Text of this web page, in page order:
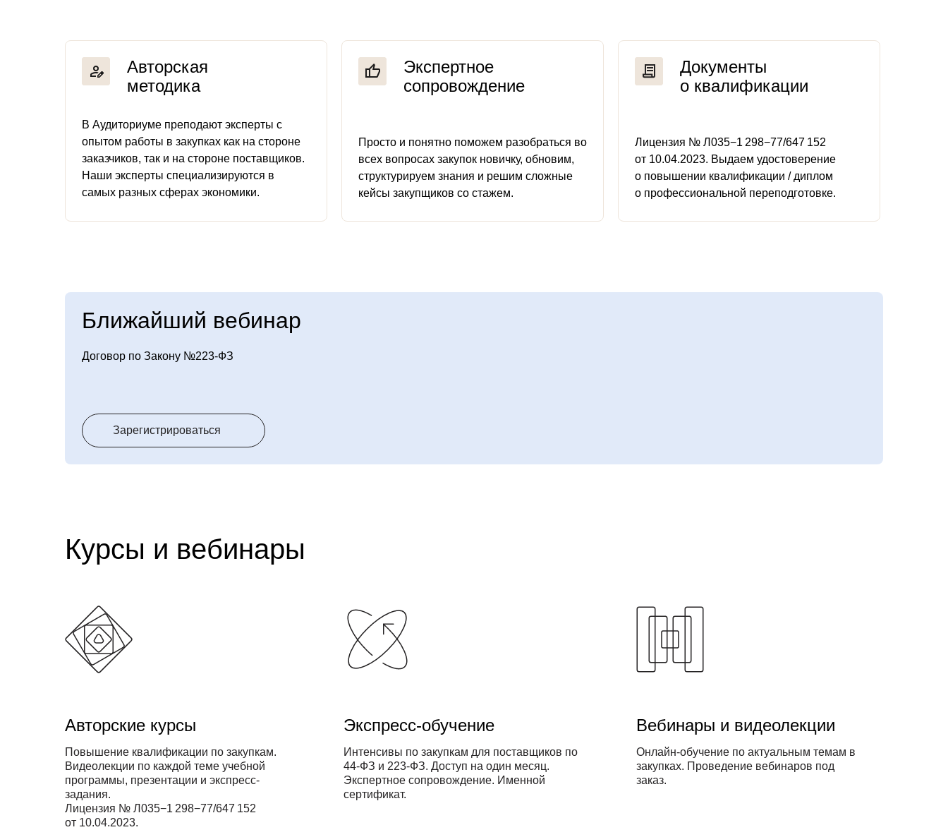
Документы
о квалификации
Лицензия № Л035−1 298−77/647 152
от 10.04.2023. Выдаем удостоверение
о повышении квалификации / диплом
о профессиональной переподготовке.
Экспертное
сопровождение
Просто и понятно поможем разобраться во
всех вопросах закупок новичку, обновим,
структурируем знания и решим сложные
кейсы закупщиков со стажем.
Авторская
методика
В Аудиториуме преподают эксперты с
опытом работы в закупках как на стороне
заказчиков, так и на стороне поставщиков.
Наши эксперты специализируются в
самых разных сферах экономики.
Ближайший вебинар
Договор по Закону №223-ФЗ
Зарегистрироваться
Курсы и вебинары
Авторские курсы
Повышение квалификации по закупкам.
Видеолекции по каждой теме учебной
программы, презентации и экспресс-
задания.
Лицензия № Л035−1 298−77/647 152
от 10.04.2023.
Экспресс-обучение
Интенсивы по закупкам для поставщиков по
44-ФЗ и 223-ФЗ. Доступ на один месяц.
Экспертное сопровождение. Именной
сертификат.
Вебинары и видеолекции
Онлайн-обучение по актуальным темам в
закупках. Проведение вебинаров под
заказ.